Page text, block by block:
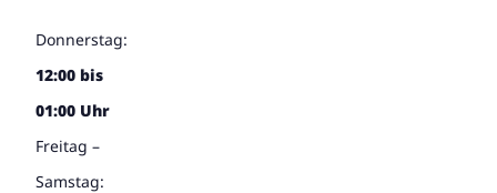
Donnerstag:
12:00 bis
01:00 Uhr
Freitag –
Samstag: